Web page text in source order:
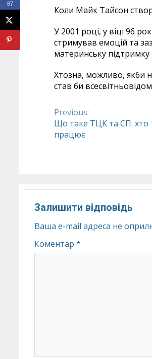
Коли Майк Тайсон
У 2001 році, у віці 96
стримував емоцій та
материнську
Хтозна, можливо, якби
став би
Continue
Reading
Previous:
Що таке ТЦК та СП: хто
працює
Залишити відповідь
Ваша e-mail адреса не
Коментар *
87